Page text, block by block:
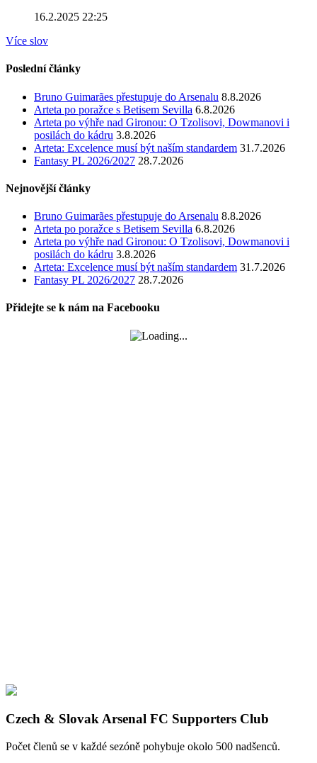
16.2.2025 22:25
Více slov
Poslední články
Bruno Guimarães přestupuje do Arsenalu 8.8.2026
Arteta po poražce s Betisem Sevilla 6.8.2026
Arteta po výhře nad Gironou: O Tzolisovi, Dowmanovi i
posilách do kádru 3.8.2026
Arteta: Excelence musí být naším standardem 31.7.2026
Fantasy PL 2026/2027 28.7.2026
Nejnovější články
Bruno Guimarães přestupuje do Arsenalu 8.8.2026
Arteta po poražce s Betisem Sevilla 6.8.2026
Arteta po výhře nad Gironou: O Tzolisovi, Dowmanovi i
posilách do kádru 3.8.2026
Arteta: Excelence musí být naším standardem 31.7.2026
Fantasy PL 2026/2027 28.7.2026
Přidejte se k nám na Facebooku
Czech & Slovak Arsenal FC Supporters Club
Počet členů se v každé sezóně pohybuje okolo 500 nadšenců.